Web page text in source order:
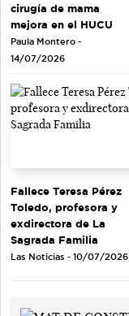
cirugía de mama
mejora en el HUCU
Paula Montero -
14/07/2026
Fallece Teresa Pérez
Toledo, profesora y
exdirectora de La
Sagrada Familia
Las Noticias - 10/07/2026